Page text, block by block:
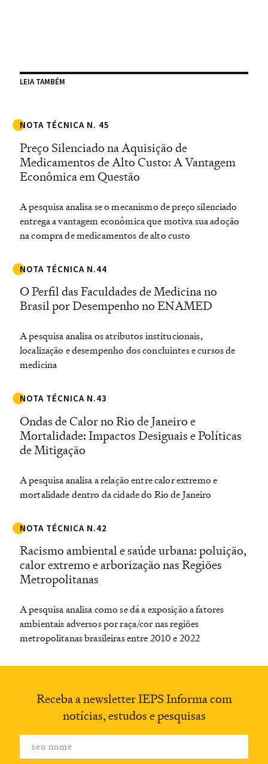
LEIA TAMBÉM
NOTA TÉCNICA N. 45
Preço Silenciado na Aquisição de
Medicamentos de Alto Custo: A Vantagem
Econômica em Questão
A pesquisa analisa se o mecanismo de preço silenciado
entrega a vantagem econômica que motiva sua adoção
na compra de medicamentos de alto custo
NOTA TÉCNICA N.44
O Perfil das Faculdades de Medicina no
Brasil por Desempenho no ENAMED
A pesquisa analisa os atributos institucionais,
localização e desempenho dos concluintes e cursos de
medicina
NOTA TÉCNICA N.43
Ondas de Calor no Rio de Janeiro e
Mortalidade: Impactos Desiguais e Políticas
de Mitigação
A pesquisa analisa a relação entre calor extremo e
mortalidade dentro da cidade do Rio de Janeiro
NOTA TÉCNICA N.42
Racismo ambiental e saúde urbana: poluição,
calor extremo e arborização nas Regiões
Metropolitanas
A pesquisa analisa como se dá a exposição a fatores
ambientais adversos por raça/cor nas regiões
metropolitanas brasileiras entre 2010 e 2022
Receba a newsletterIEPS Informa com
notícias, estudos e pesquisas